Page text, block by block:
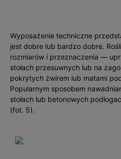
Wyposażenie techniczne
jest dobre lub bardzo dobre.
rozmiarów i przeznaczenia —
stołach przesuwnych lub na
pokrytych żwirem lub matami
Popularnym sposobem
stołach lub betonowych
(fot. 5).